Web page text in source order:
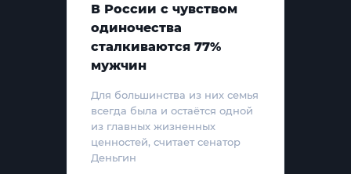
В России с чувством
одиночества
сталкиваются 77%
мужчин
Для большинства из них семья
всегда была и остаётся одной
из главных жизненных
ценностей, считает сенатор
Деньгин